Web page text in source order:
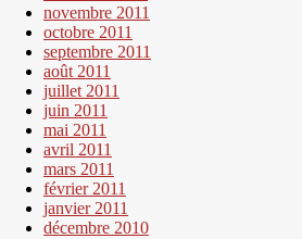
novembre 2011
octobre 2011
septembre 2011
août 2011
juillet 2011
juin 2011
mai 2011
avril 2011
mars 2011
février 2011
janvier 2011
décembre 2010